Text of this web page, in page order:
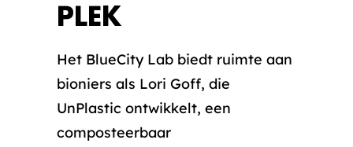
PLEK
Het BlueCity Lab biedt ruimte aan
bioniers als Lori Goff, die
UnPlastic ontwikkelt, een
composteerbaar